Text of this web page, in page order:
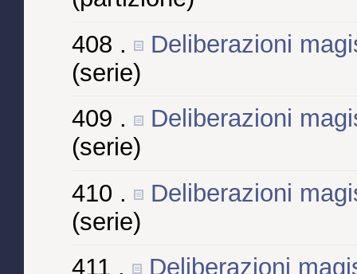
408 .
Deliberazioni
(serie)
409 .
Deliberazioni
(serie)
410 .
Deliberazioni
(serie)
411 .
Deliberazioni